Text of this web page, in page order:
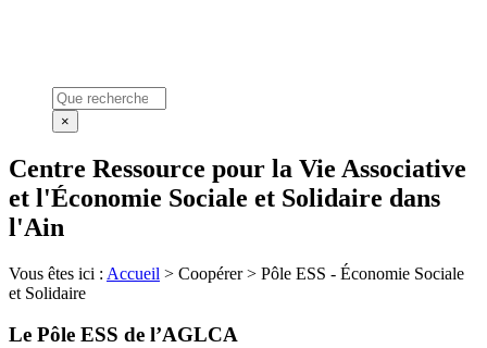
×
Centre Ressource pour la Vie Associative
et l'Économie Sociale et Solidaire dans
l'Ain
Vous êtes ici : Accueil > Coopérer> Pôle ESS - Économie Sociale
et Solidaire
Le Pôle ESS de l’AGLCA